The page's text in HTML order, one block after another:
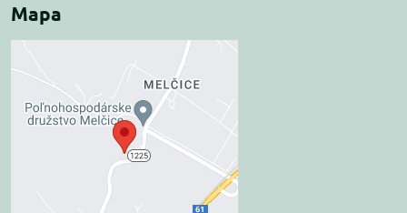
Mapa
Externý obsah je
blokovaný Voľbami
súkromia
Prajete si načítať externý obsah?
Povoliť tentokrát